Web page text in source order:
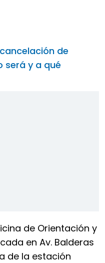
de
será y a qué
de Orientación y
en Av. Balderas
de la estación